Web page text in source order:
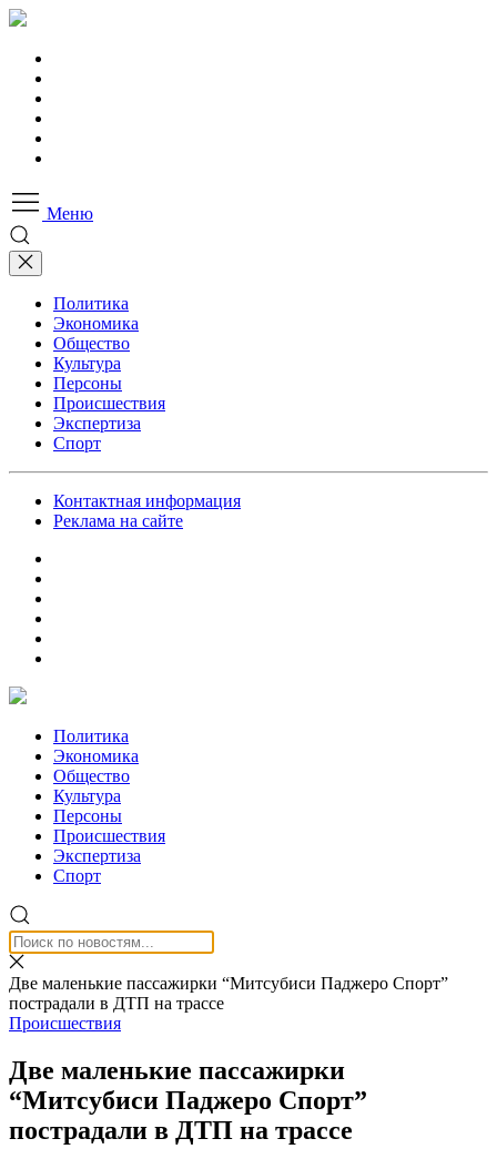
Меню
Политика
Экономика
Общество
Культура
Персоны
Происшествия
Экспертиза
Спорт
Контактная информация
Реклама на сайте
Политика
Экономика
Общество
Культура
Персоны
Происшествия
Экспертиза
Спорт
Две маленькие пассажирки “Митсубиси Паджеро Спорт”
пострадали в ДТП на трассе
Происшествия
Две маленькие пассажирки
“Митсубиси Паджеро Спорт”
пострадали в ДТП на трассе